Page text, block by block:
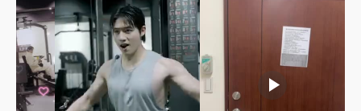
play_arrow play_arrow